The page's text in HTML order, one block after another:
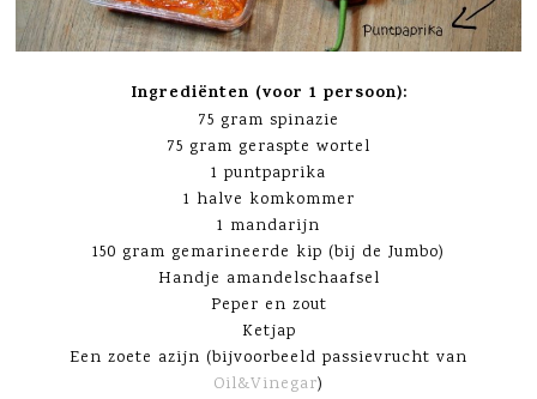
Ingrediënten (voor 1 persoon):
75 gram spinazie
75 gram geraspte wortel
1 puntpaprika
1 halve komkommer
1 mandarijn
150 gram gemarineerde kip (bij de Jumbo)
Handje amandelschaafsel
Peper en zout
Ketjap
Een zoete azijn (bijvoorbeeld passievrucht van
Oil&Vinegar)